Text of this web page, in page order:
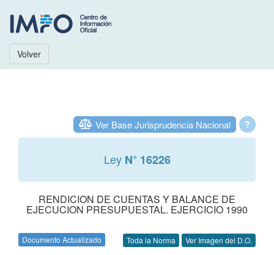
Volver
?
Ver Base Jurisprudencia Nacional
Ley N° 16226
RENDICION DE CUENTAS Y BALANCE DE
EJECUCION PRESUPUESTAL. EJERCICIO 1990
Documento Actualizado Toda la Norma Ver Imagen del D.O.